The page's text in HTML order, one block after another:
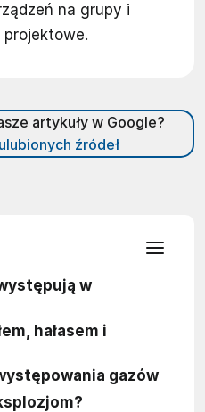
na grupy i
artykuły w Google?
źródeł
w
hałasem i
gazów